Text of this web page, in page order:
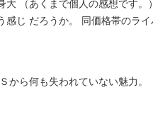
（あくまで個人の感想です。
感じ だろうか。 同価格帯のラ
から何も失われていない魅力。